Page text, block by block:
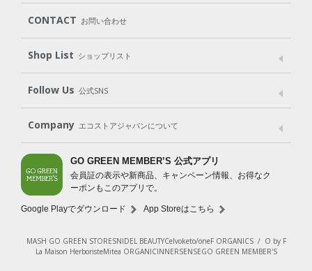
Goods （グッズ）
Gift set
Subscription（定期便）
CONTACT お問い合わせ
Shop List ショップリスト
Shop List
Follow Us 公式SNS
LINE＠ Instagram Facebook
Company エコストアジャパンについて
会社案内 ご利用規約
プライバシーポリシー
特定商取引法に基づく表示
免責事項
法人会員サービス
New Zealand Site
GO GREEN MEMBER’S 公式アプリ
会員証の表示や新商品、キャンペーン情報、お得なク
ーポンもこのアプリで。
Google Playでダウンロード App Storeはこちら
MASH GO GREEN STORESNIDEL BEAUTYCelvoketo/oneF ORGANICS/ O by F
La Maison HerboristeMitea ORGANICINNERSENSEGO GREEN MEMBER'S